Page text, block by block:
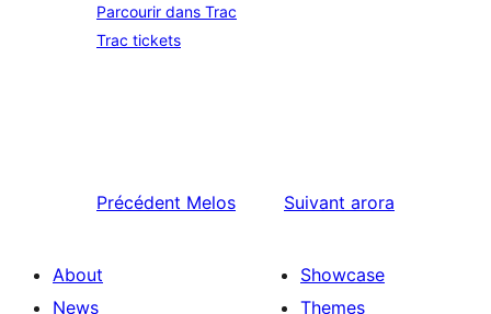
Parcourir dans Trac
Trac tickets
Précédent Melos Suivant arora
About
News
Showcase
Themes